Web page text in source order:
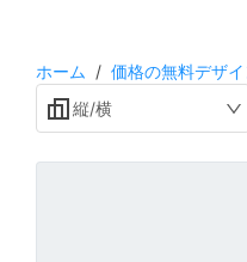
ホーム / 価格の無料デザ
縦/横